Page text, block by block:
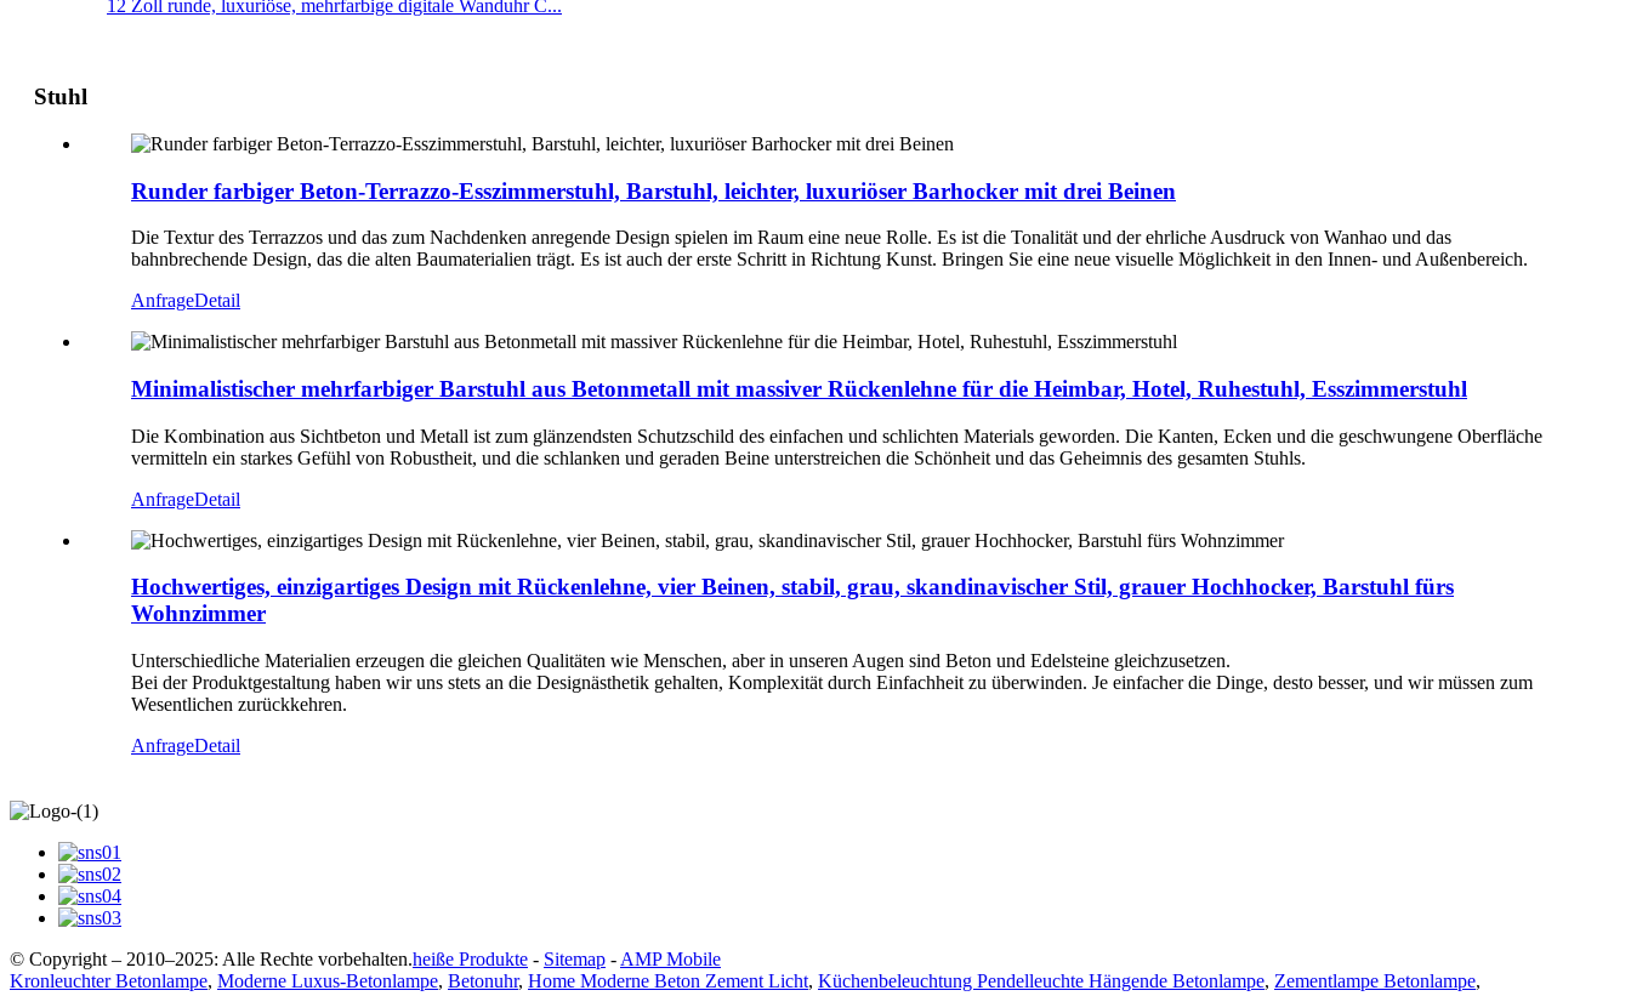
12 Zoll runde, luxuriöse, mehrfarbige digitale Wanduhr C...
Stuhl
Runder farbiger Beton-Terrazzo-Esszimmerstuhl, Barstuhl, leichter, luxuriöser Barhocker mit drei Beinen
Die Textur des Terrazzos und das zum Nachdenken anregende Design spielen im Raum eine neue Rolle. Es ist die Tonalität und der ehrliche Ausdruck von Wanhao und das
bahnbrechende Design, das die alten Baumaterialien trägt. Es ist auch der erste Schritt in Richtung Kunst. Bringen Sie eine neue visuelle Möglichkeit in den Innen- und Außenbereich.
AnfrageDetail
Minimalistischer mehrfarbiger Barstuhl aus Betonmetall mit massiver Rückenlehne für die Heimbar, Hotel, Ruhestuhl, Esszimmerstuhl
Die Kombination aus Sichtbeton und Metall ist zum glänzendsten Schutzschild des einfachen und schlichten Materials geworden. Die Kanten, Ecken und die geschwungene Oberfläche
vermitteln ein starkes Gefühl von Robustheit, und die schlanken und geraden Beine unterstreichen die Schönheit und das Geheimnis des gesamten Stuhls.
AnfrageDetail
Hochwertiges, einzigartiges Design mit Rückenlehne, vier Beinen, stabil, grau, skandinavischer Stil, grauer Hochhocker, Barstuhl fürs
Wohnzimmer
Unterschiedliche Materialien erzeugen die gleichen Qualitäten wie Menschen, aber in unseren Augen sind Beton und Edelsteine ​​gleichzusetzen.
Bei der Produktgestaltung haben wir uns stets an die Designästhetik gehalten, Komplexität durch Einfachheit zu überwinden. Je einfacher die Dinge, desto besser, und wir müssen zum
Wesentlichen zurückkehren.
AnfrageDetail
© Copyright – 2010–2025: Alle Rechte vorbehalten.heiße Produkte - Sitemap - AMP Mobile
Kronleuchter Betonlampe, Moderne Luxus-Betonlampe, Betonuhr, Home Moderne Beton Zement Licht, Küchenbeleuchtung Pendelleuchte Hängende Betonlampe, Zementlampe Betonlampe,